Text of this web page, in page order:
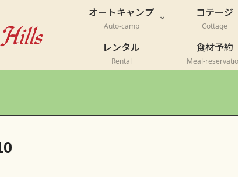
オートキャンプ
Auto-camp
コテージ
Cottage
レンタル
Rental
食材予約
Meal-